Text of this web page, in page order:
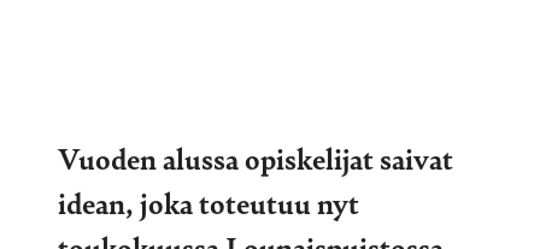
Vuoden alussa opiskelijat saivat
idean, joka toteutuu nyt